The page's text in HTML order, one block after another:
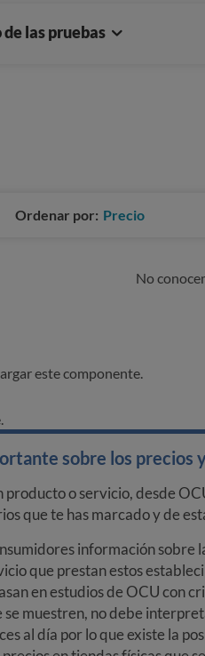
las pruebas
Ordenar por: Precio
No
este componente.
sobre los precios
o servicio, desde
que te has marcado y de
información sobre
que prestan estos
en estudios de OCU con
se muestren, no debe
al día por lo que existe la